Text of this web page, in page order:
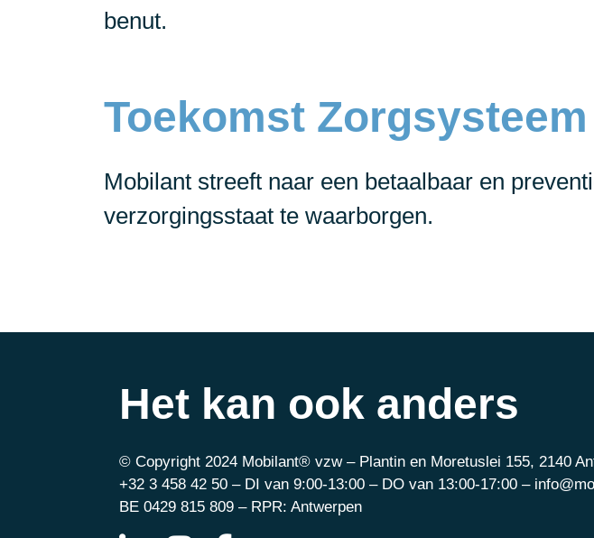
benut.
Toekomst Zorgsysteem
Mobilant streeft naar een betaalbaar en
verzorgingsstaat te waarborgen.
Het kan ook anders
© Copyright 2024 Mobilant® vzw – Plantin en Moretuslei 155, 2140
+32 3 458 42 50 – DI van 9:00-13:00 – DO van 13:00-17:00 –
BE 0429 815 809 – RPR: Antwerpen